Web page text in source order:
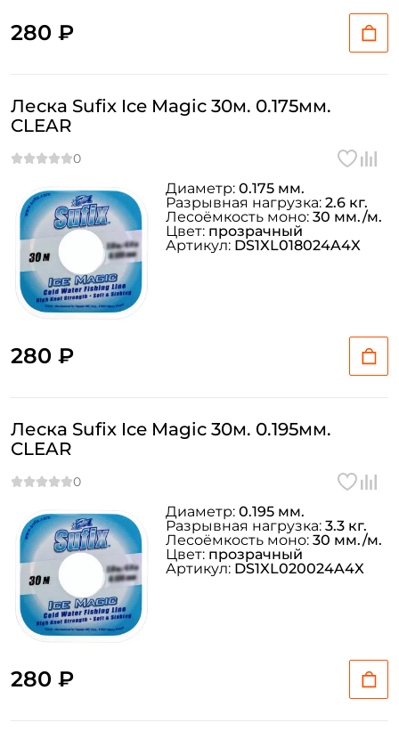
280 ₽
Леска Sufix Ice Magic 30м. 0.175мм.
CLEAR
280 ₽
Диаметр: 0.175 мм.
Разрывная нагрузка: 2.6 кг.
Лесоёмкость моно: 30 мм./м.
Цвет: прозрачный
Артикул: DS1XL018024A4X
Леска Sufix Ice Magic 30м. 0.195мм.
CLEAR
280 ₽
Диаметр: 0.195 мм.
Разрывная нагрузка: 3.3 кг.
Лесоёмкость моно: 30 мм./м.
Цвет: прозрачный
Артикул: DS1XL020024A4X